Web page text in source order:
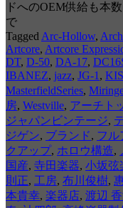
ドへのOEM供給も本
で
Tagged Arc-Hollow,
Artcore, Artcore
DT, D-50, DA-17,
IBANEZ, jazz, JG-1 ,
MasterfieldSeries,
房, Westville, アーチト
ジャパンビンテージ,
ジゲン, ブランド, フル
クアップ, ホロウ構造,
国産, 寺田楽器, 小坂弦
則正, 工房, 布川俊樹,
本貴幸, 楽器店, 渡辺